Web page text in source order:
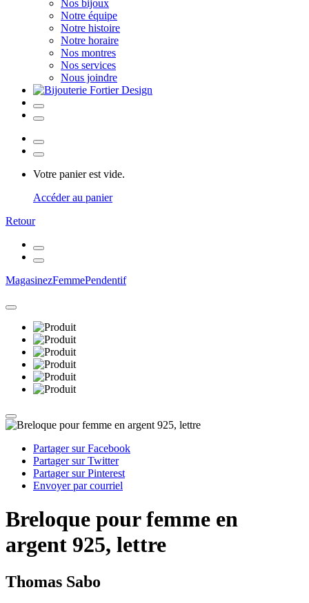
Nos bijoux
Notre équipe
Notre histoire
Notre horaire
Nos montres
Nos services
Nous joindre
Votre panier est vide.
Accéder au panier
Retour
MagasinezFemmePendentif
Partager sur Facebook
Partager sur Twitter
Partager sur Pinterest
Envoyer par courriel
Breloque pour femme en
argent 925, lettre
Thomas Sabo